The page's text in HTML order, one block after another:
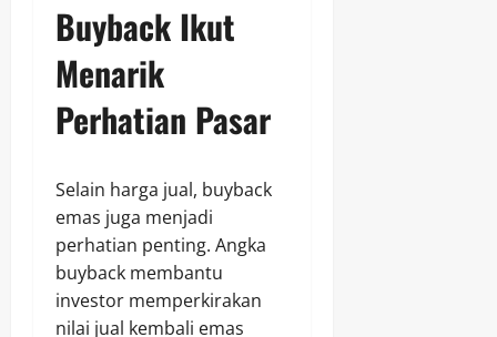
Buyback Ikut
Menarik
Perhatian Pasar
Selain harga jual, buyback
emas juga menjadi
perhatian penting. Angka
buyback membantu
investor memperkirakan
nilai jual kembali emas